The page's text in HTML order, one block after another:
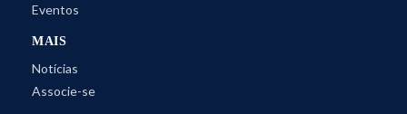
Eventos
MAIS
Notícias
Associe-se